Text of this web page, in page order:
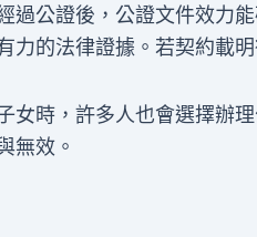
過公證後，公證文件效力
力的法律證據。若契約載
女時，許多人也會選擇辦
無效。